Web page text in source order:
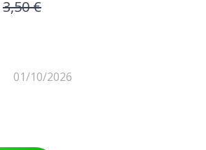
3,50 €
01/10/2026